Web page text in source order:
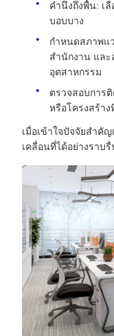
คำนึงถึงพื้น: เ
บอบบาง
กำหนดสภาพแ
สำนักงาน แล
อุตสาหกรรม
ตรวจสอบการ
หรือโครงสร้าง
เมื่อเข้าใจปัจจัยสำคั
เคลื่อนที่ได้อย่างราบ